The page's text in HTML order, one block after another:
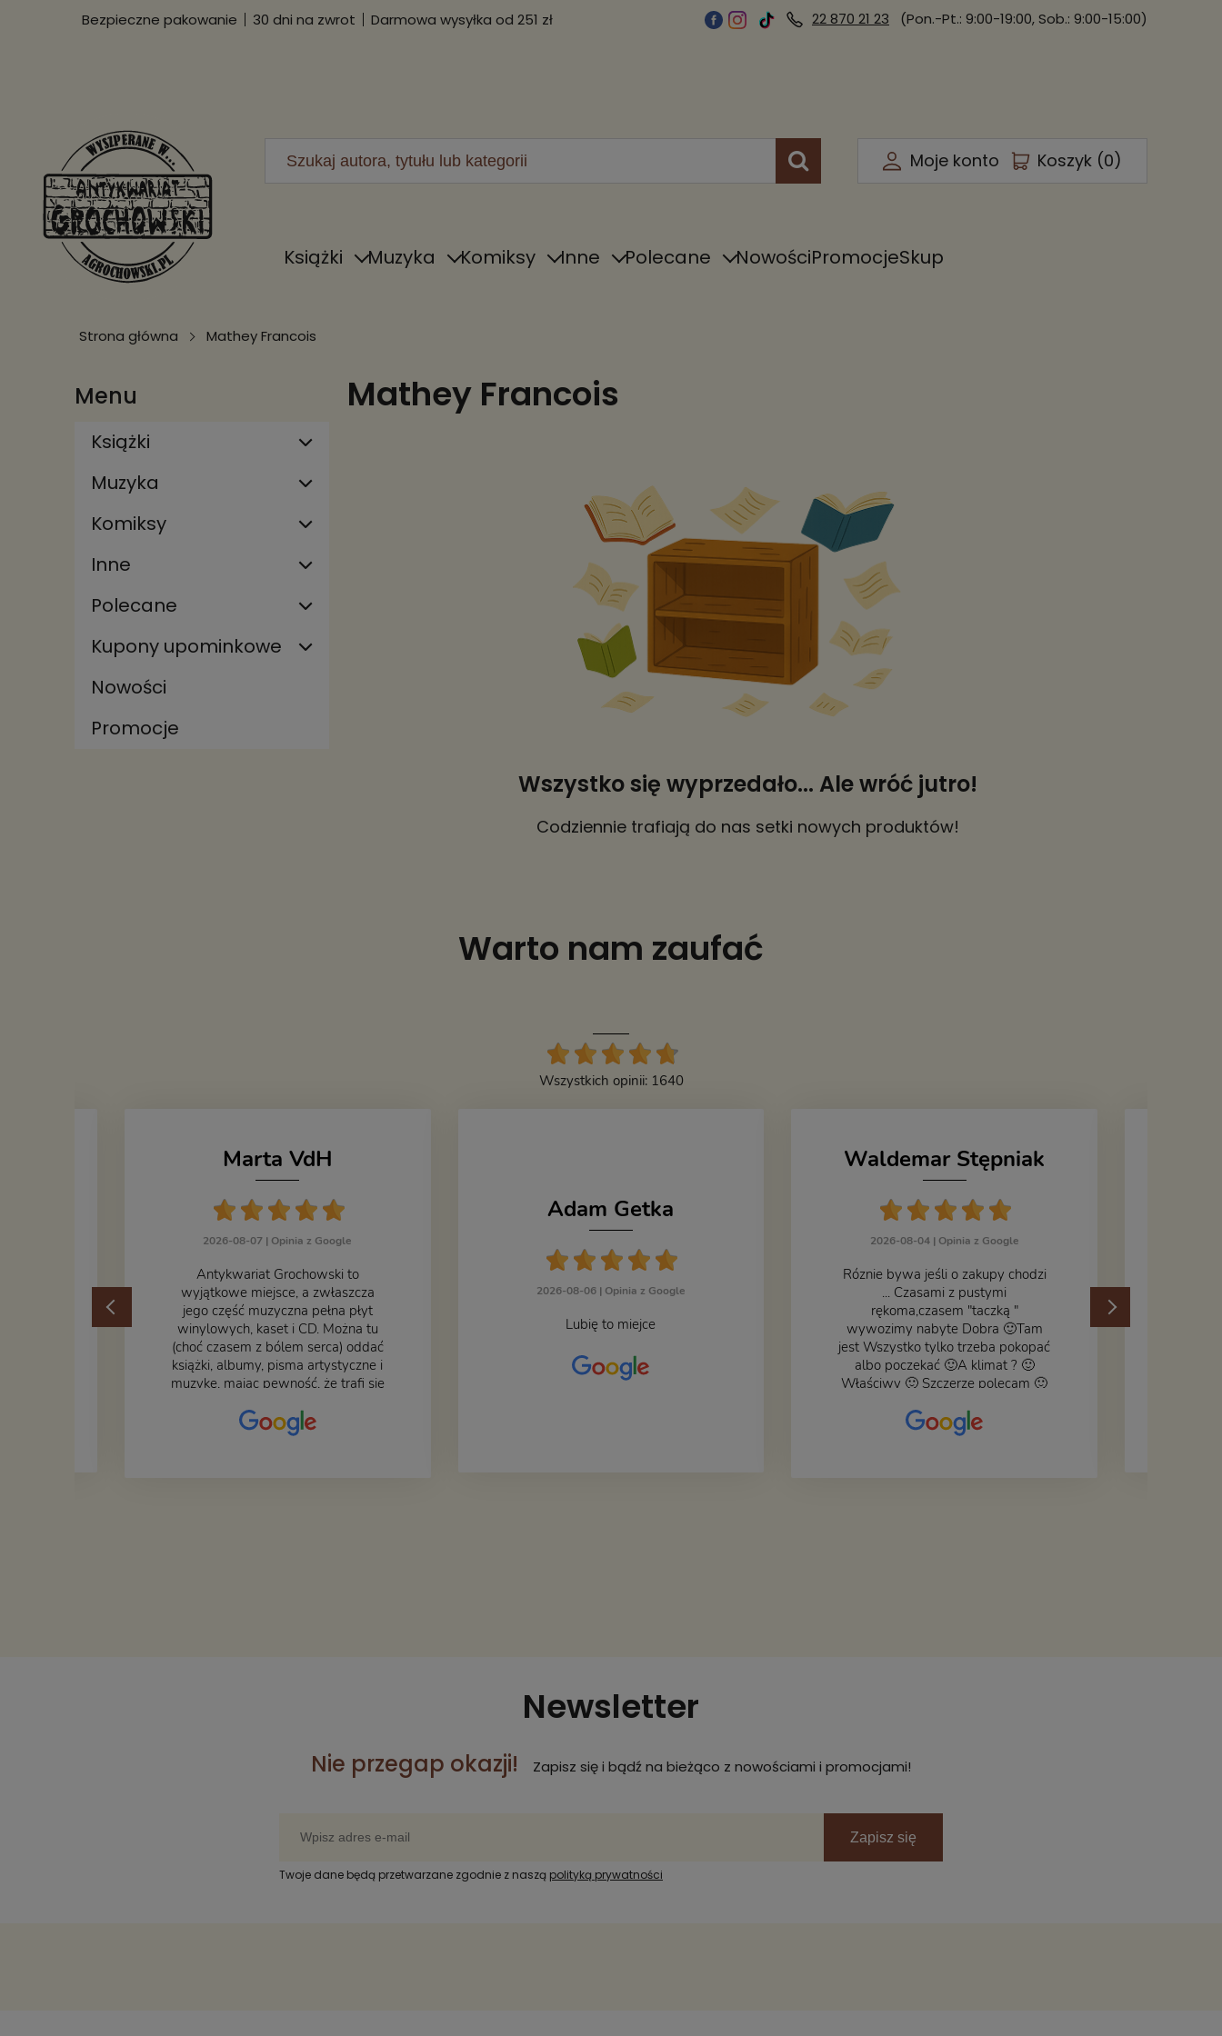
Bezpieczne pakowanie 30 dni na zwrot Darmowa wysyłka od 251 zł 22 870 21 23 (Pon.-Pt.: 9:00-19:00, Sob.: 9:00-15:00)
Moje konto Koszyk (0)
Książki Muzyka Komiksy Inne Polecane NowościPromocjeSkup
Strona główna Mathey Francois
Menu
Książki
Muzyka
Komiksy
Inne
Polecane
Kupony upominkowe
Nowości
Promocje
Mathey Francois
Wszystko się wyprzedało... Ale wróć jutro!
Codziennie trafiają do nas setki nowych produktów!
Warto nam zaufać
Wszystkich opinii: 1640
Marta VdH
2026-08-07 | Opinia z Google
​Antykwariat Grochowski to
wyjątkowe miejsce, a zwłaszcza
jego część muzyczna pełna płyt
winylowych, kaset i CD. Można tu
(choć czasem z bólem serca) oddać
książki, albumy, pisma artystyczne i
muzykę, mając pewność, że trafi się
zdjęciu – nasze książki w trakcie
przepakowywania. Część
Adam Getka
2026-08-06 | Opinia z Google
Lubię to miejce
Waldemar Stępniak
2026-08-04 | Opinia z Google
Róznie bywa jeśli o zakupy chodzi
... Czasami z pustymi
rękoma,czasem "taczką "
wywozimy nabyte Dobra 🙂Tam
jest Wszystko tylko trzeba pokopać
albo poczekać 🙂A klimat ? 🙂
Właściwy 🙂 Szczerze polecam 🙂
do wystroju wnętrza... Się znajdzie
na bank 🙂
Newsletter
Nie przegap okazji! Zapisz się i bądź na bieżąco z nowościami i promocjami!
Zapisz się
Twoje dane będą przetwarzane zgodnie z naszą polityką prywatności